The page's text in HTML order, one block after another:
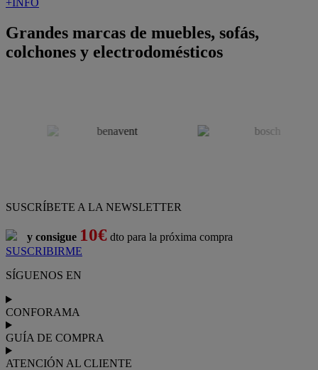
+INFO
Grandes marcas de muebles, sofás,
colchones y electrodomésticos
SUSCRÍBETE A LA NEWSLETTER
y consigue 10€ dto para la próxima compra
SUSCRIBIRME
SÍGUENOS EN
CONFORAMA
GUÍA DE COMPRA
ATENCIÓN AL CLIENTE